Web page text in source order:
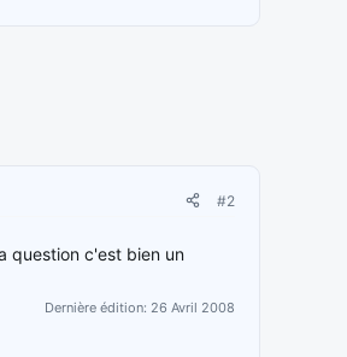
#2
question c'est bien un
Dernière édition: 26 Avril 2008